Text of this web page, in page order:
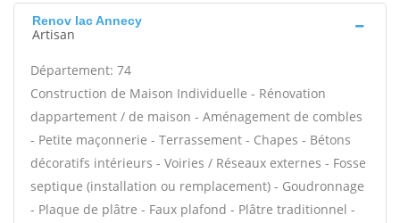
Renov lac Annecy
Artisan
Département: 74
Construction de Maison Individuelle - Rénovation
dappartement / de maison - Aménagement de combles
- Petite maçonnerie - Terrassement - Chapes - Bétons
décoratifs intérieurs - Voiries / Réseaux externes - Fosse
septique (installation ou remplacement) - Goudronnage
- Plaque de plâtre - Faux plafond - Plâtre traditionnel -